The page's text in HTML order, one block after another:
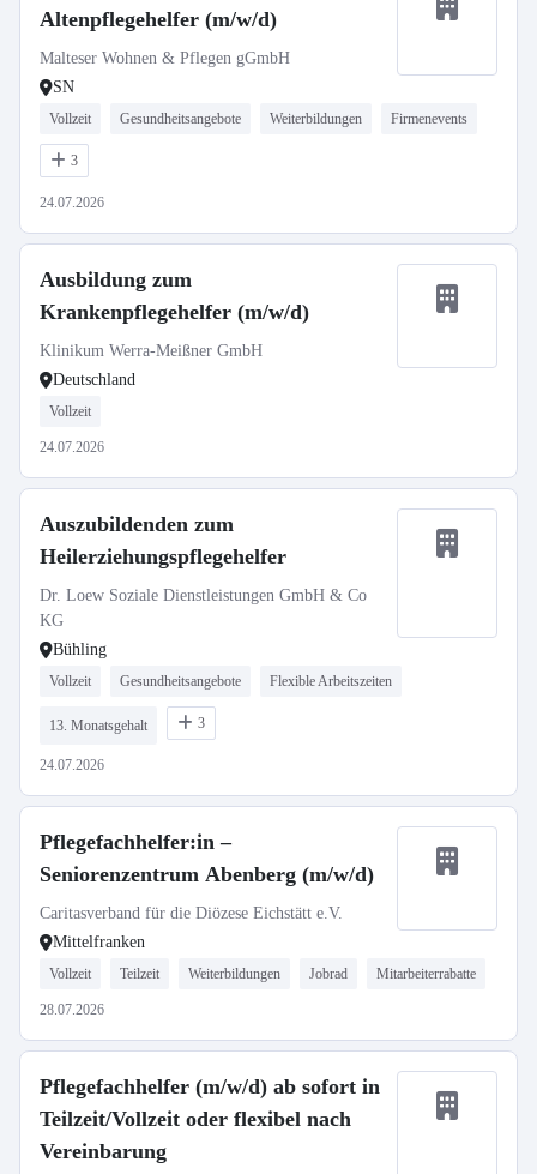
Altenpflegehelfer (m/w/d)
Malteser Wohnen & Pflegen gGmbH
SN
Vollzeit Gesundheitsangebote Weiterbildungen Firmenevents
3
24.07.2026
Ausbildung zum
Krankenpflegehelfer (m/w/d)
Klinikum Werra-Meißner GmbH
Deutschland
Vollzeit
24.07.2026
Auszubildenden zum
Heilerziehungspflegehelfer
Dr. Loew Soziale Dienstleistungen GmbH & Co
KG
Bühling
Vollzeit Gesundheitsangebote Flexible Arbeitszeiten
13. Monatsgehalt 3
24.07.2026
Pflegefachhelfer:in –
Seniorenzentrum Abenberg (m/w/d)
Caritasverband für die Diözese Eichstätt e.V.
Mittelfranken
Vollzeit Teilzeit Weiterbildungen Jobrad Mitarbeiterrabatte
28.07.2026
Pflegefachhelfer (m/w/d) ab sofort in
Teilzeit/Vollzeit oder flexibel nach
Vereinbarung